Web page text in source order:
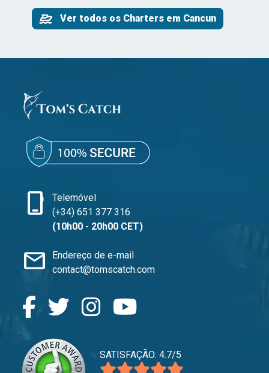
Ver todos os Charters em Cancun
phone_iphone
Telemóvel
(+34) 651 377 316
(10h00 - 20h00 CET)
mail
Endereço de e-mail
contact@tomscatch.com
SATISFAÇÃO: 4.7/5